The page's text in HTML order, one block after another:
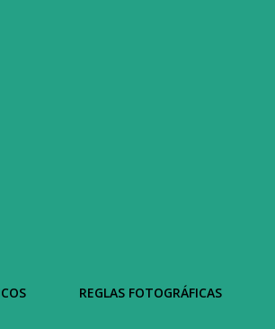
REGLAS FOTOGRÁFICAS